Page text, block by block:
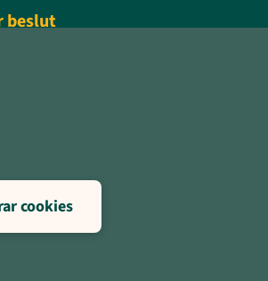
beslut
cookies